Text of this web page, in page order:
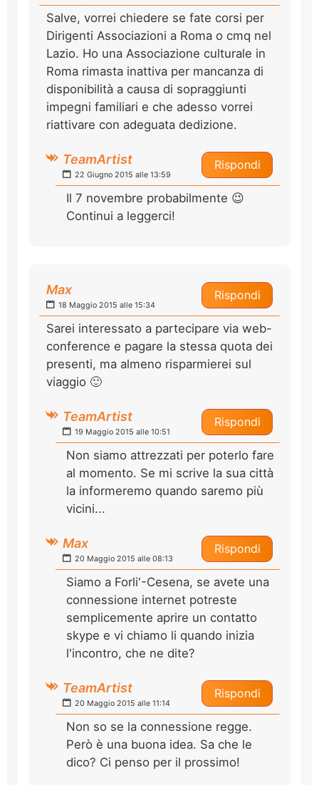
Salve, vorrei chiedere se fate corsi per
Dirigenti Associazioni a Roma o cmq nel
Lazio. Ho una Associazione culturale in
Roma rimasta inattiva per mancanza di
disponibilità a causa di sopraggiunti
impegni familiari e che adesso vorrei
riattivare con adeguata dedizione.
Rispondi
TeamArtist
22 Giugno 2015 alle 13:59
Il 7 novembre probabilmente 😉
Continui a leggerci!
Rispondi
Max
18 Maggio 2015 alle 15:34
Sarei interessato a partecipare via web-
conference e pagare la stessa quota dei
presenti, ma almeno risparmierei sul
viaggio 🙂
Rispondi
TeamArtist
19 Maggio 2015 alle 10:51
Non siamo attrezzati per poterlo fare
al momento. Se mi scrive la sua città
la informeremo quando saremo più
vicini...
Rispondi
Max
20 Maggio 2015 alle 08:13
Siamo a Forli'-Cesena, se avete una
connessione internet potreste
semplicemente aprire un contatto
skype e vi chiamo li quando inizia
l'incontro, che ne dite?
Rispondi
TeamArtist
20 Maggio 2015 alle 11:14
Non so se la connessione regge.
Però è una buona idea. Sa che le
dico? Ci penso per il prossimo!